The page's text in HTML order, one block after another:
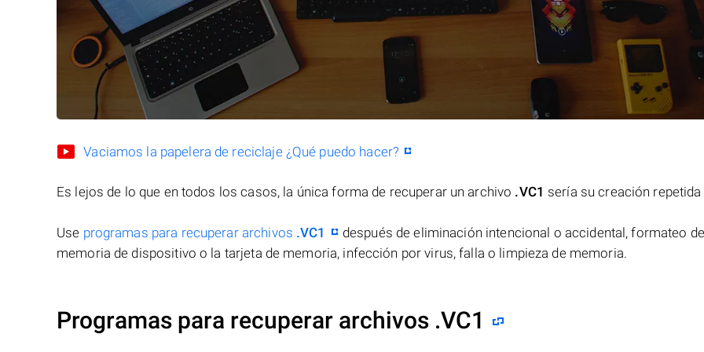
Vaciamos la papelera de reciclaje ¿Qué puedo hacer?
Es lejos de lo que en todos los casos, la única forma de recuperar un archivo .VC1 sería su creación repetida
Use programas para recuperar archivos .VC1
después de eliminación intencional o accidental, formateo
memoria de dispositivo o la tarjeta de memoria, infección por virus, falla o limpieza de memoria.
Programas para recuperar archivos .VC1